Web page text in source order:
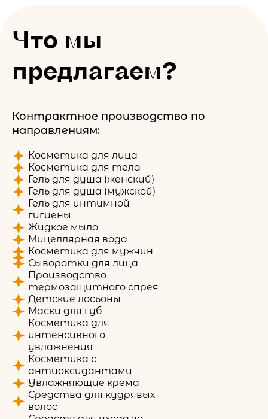
Что мы
предлагаем?
Контрактное производство по
направлениям:
Косметика для лица
Косметика для тела
Гель для душа (женский)
Гель для душа (мужской)
Гель для интимной
гигиены
Жидкое мыло
Мицеллярная вода
Косметика для мужчин
Сыворотки для лица
Производство
термозащитного спрея
Детские лосьоны
Маски для губ
Косметика для
интенсивного
увлажнения
Косметика с
антиоксидантами
Увлажняющие крема
Средства для кудрявых
волос